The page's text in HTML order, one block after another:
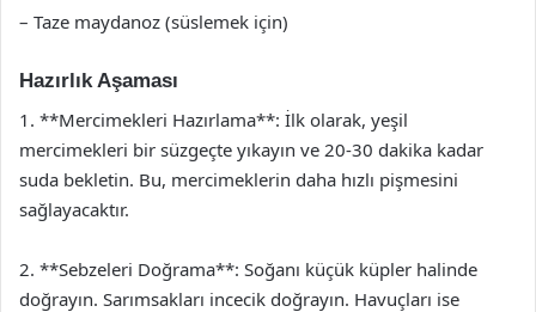
– Taze maydanoz (süslemek için)
Hazırlık Aşaması
1. **Mercimekleri Hazırlama**: İlk olarak, yeşil
mercimekleri bir süzgeçte yıkayın ve 20-30 dakika kadar
suda bekletin. Bu, mercimeklerin daha hızlı pişmesini
sağlayacaktır.
2. **Sebzeleri Doğrama**: Soğanı küçük küpler halinde
doğrayın. Sarımsakları incecik doğrayın. Havuçları ise